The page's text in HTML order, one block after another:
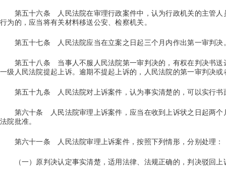
第五十六条
人民法院在审理行政案件中，认为行政机关的主管
行为的，应当将有关材料移送公安、检察机关。
第五十七条 人民法院应当在立案之日起三个月内作出第一审判
第五十八条 当事人不服人民法院第一审判决的，有权在判决书
一级人民法院提起上诉。逾期不提起上诉的，人民法院的第一审判决
第五十九条 人民法院对上诉案件，认为事实清楚的，可以实行书
第六十条
人民法院审理上诉案件，应当在收到上诉状之日起两
法院批准。
第六十一条 人民法院审理上诉案件，按照下列情形，分别处理：
（一）原判决认定事实清楚，适用法律、法规正确的，判决驳回上